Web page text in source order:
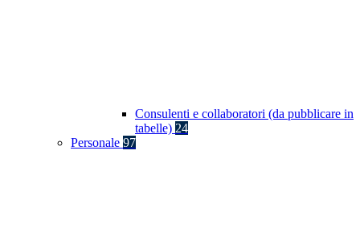
Consulenti e collaboratori (da pubblicare in
tabelle) 24
Personale 97